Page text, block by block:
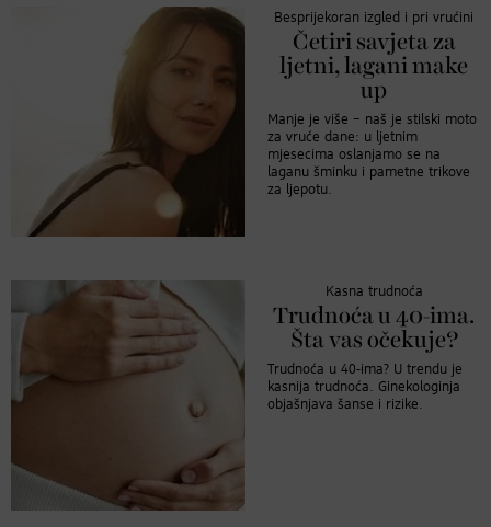
Besprijekoran izgled i pri vrućini
Četiri savjeta za
ljetni, lagani make
up
Manje je više – naš je stilski moto
za vruće dane: u ljetnim
mjesecima oslanjamo se na
laganu šminku i pametne trikove
za ljepotu.
Kasna trudnoća
Trudnoća u 40-ima.
Šta vas očekuje?
Trudnoća u 40-ima? U trendu je
kasnija trudnoća. Ginekologinja
objašnjava šanse i rizike.